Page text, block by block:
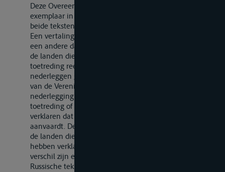
Deze Overeenkomst is opgesteld in een enkel
exemplaar in de Franse en de Russische taal, zijnde
beide teksten gelijkelijk gezaghebbend.
Een vertaling van de tekst van deze Overeenkomst in
een andere dan de Franse of de Russische taal kan door
de landen die hun akten van bekrachtiging of
toetreding reeds hebben nedergelegd of zullen
nederleggen gezamenlijk aan de Secretaris-Generaal
van de Verenigde Naties worden toegezonden. Bij de
nederlegging van zijn akte van bekrachtiging of
toetreding of op ieder later tijdstip kan een land
verklaren dat het een reeds nedergelegde vertaling
aanvaardt. De vertaling geldt als officiële vertaling voor
de landen die een vertaling hebben nedergelegd of
hebben verklaard deze te aanvaarden; in geval van
verschil zijn echter uitsluitend de Franse en de
Russische tekst gezaghebbend.